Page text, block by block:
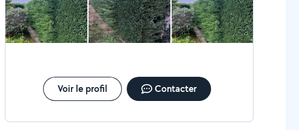
Voir le profil Contacter